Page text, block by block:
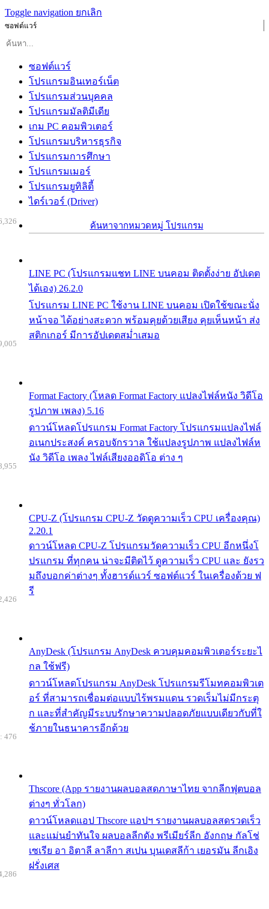
Toggle navigation ยกเลิก
ซอฟต์แวร์
ซอฟต์แวร์
โปรแกรมอินเทอร์เน็ต
โปรแกรมส่วนบุคคล
โปรแกรมมัลติมีเดีย
เกม PC คอมพิวเตอร์
โปรแกรมบริหารธุรกิจ
โปรแกรมการศึกษา
โปรแกรมเมอร์
โปรแกรมยูทิลิตี้
ไดร์เวอร์ (Driver)
ค้นหาจากหมวดหมู่ โปรแกรม
LINE PC (โปรแกรมแชท LINE บนคอม ติดตั้งง่าย อัปเดต
ได้เอง) 26.2.0
โปรแกรม LINE PC ใช้งาน LINE บนคอม เปิดใช้ขณะนั่ง
หน้าจอ ได้อย่างสะดวก พร้อมคุยด้วยเสียง คุยเห็นหน้า ส่ง
สติกเกอร์ มีการอัปเดตสม่ำเสมอ
Format Factory (โหลด Format Factory แปลงไฟล์หนัง วิดีโอ
รูปภาพ เพลง) 5.16
ดาวน์โหลดโปรแกรม Format Factory โปรแกรมแปลงไฟล์
อเนกประสงค์ ครอบจักรวาล ใช้แปลงรูปภาพ แปลงไฟล์ห
นัง วิดีโอ เพลง ไฟล์เสียงออดิโอ ต่าง ๆ
CPU-Z (โปรแกรม CPU-Z วัดดูความเร็ว CPU เครื่องคุณ)
2.20.1
ดาวน์โหลด CPU-Z โปรแกรมวัดความเร็ว CPU อีกหนึ่งโ
ปรแกรม ที่ทุกคน น่าจะมีติดไว้ ดูความเร็ว CPU และ ยังรว
มถึงบอกค่าต่างๆ ทั้งฮารด์แวร์ ซอฟต์แวร์ ในเครื่องด้วย ฟ
รี
AnyDesk (โปรแกรม AnyDesk ควบคุมคอมพิวเตอร์ระยะไ
กล ใช้ฟรี)
ดาวน์โหลดโปรแกรม AnyDesk โปรแกรมรีโมทคอมพิวเต
อร์ ที่สามารถเชื่อมต่อแบบไร้พรมแดน รวดเร็มไม่มีกระตุ
ก และที่สำคัญมีระบบรักษาความปลอดภัยแบบเดียวกับที่ใ
ช้ภายในธนาคารอีกด้วย
Thscore (App รายงานผลบอลสดภาษาไทย จากลีกฟุตบอล
ต่างๆ ทั่วโลก)
ดาวน์โหลดแอป Thscore แอปฯ รายงานผลบอลสดรวดเร็ว
และแม่นยำทันใจ ผลบอลลีกดัง พรีเมียร์ลีก อังกฤษ กัลโช่
เซเรีย อา อิตาลี ลาลีกา สเปน บุนเดสลีก้า เยอรมัน ลีกเอิง
ฝรั่งเศส
476